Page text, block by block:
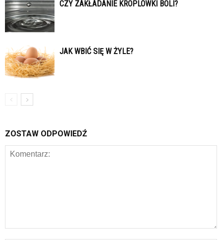
CZY ZAKŁADANIE KROPLÓWKI BOLI?
JAK WBIĆ SIĘ W ŻYLE?
ZOSTAW ODPOWIEDŹ